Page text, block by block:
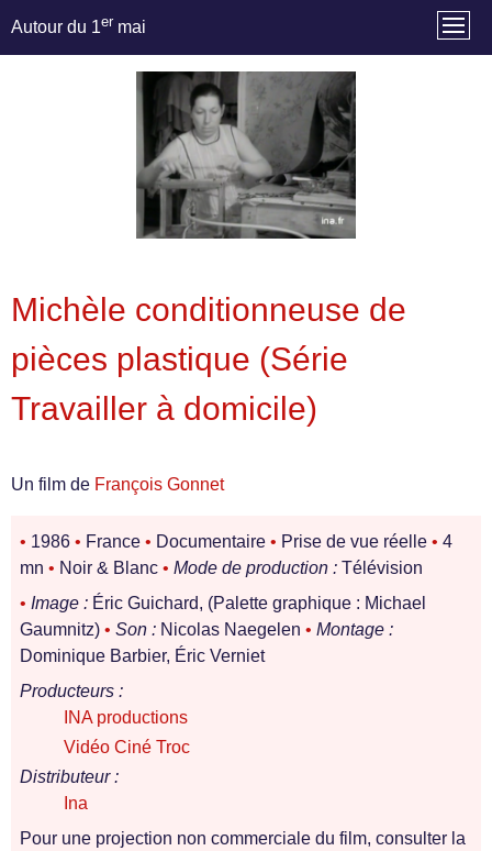
Autour du 1er mai
Michèle conditionneuse de
pièces plastique (Série
Travailler à domicile)
Un film de François Gonnet
• 1986 • France • Documentaire • Prise de vue réelle • 4
mn • Noir & Blanc • Mode de production : Télévision
• Image : Éric Guichard, (Palette graphique : Michael
Gaumnitz) • Son : Nicolas Naegelen • Montage :
Dominique Barbier, Éric Verniet
Producteurs :
INA productions
Vidéo Ciné Troc
Distributeur :
Ina
Pour une projection non commerciale du film, consulter la